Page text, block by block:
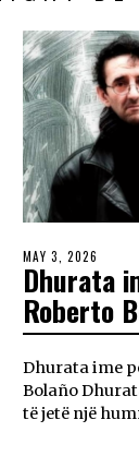
MAY 3, 2026
Dhurata
Roberto
Dhurata ime
Bolaño
të jetë një